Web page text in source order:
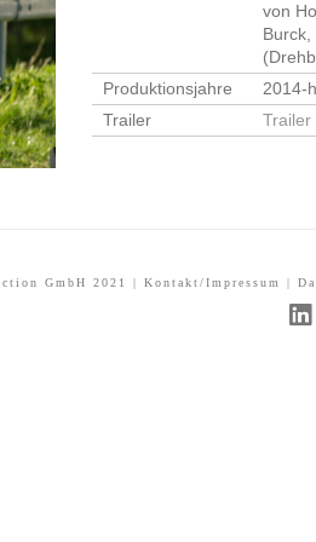
von
Produktionsjahre
2014-
Trailer
Trailer
GmbH 2021 | Kontakt/Impressum |